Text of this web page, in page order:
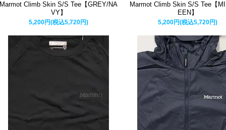
Marmot Climb Skin S/S Tee【GREY/NA
VY】
5,200円(税込5,720円)
Marmot Climb Skin S/S Tee【
EEN】
5,200円(税込5,720円)